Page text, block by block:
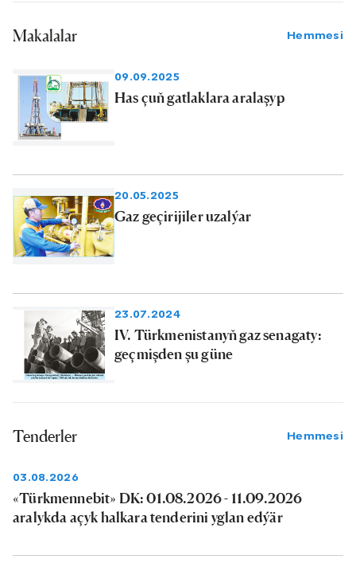
Makalalar Hemmesi
09.09.2025
Has çuň gatlaklara aralaşyp
20.05.2025
Gaz geçirijiler uzalýar
23.07.2024
IV. Türkmenistanyň gaz senagaty:
geçmişden şu güne
Tenderler Hemmesi
03.08.2026
«Türkmennebit» DK: 01.08.2026 - 11.09.2026
aralykda açyk halkara tenderini yglan edýär